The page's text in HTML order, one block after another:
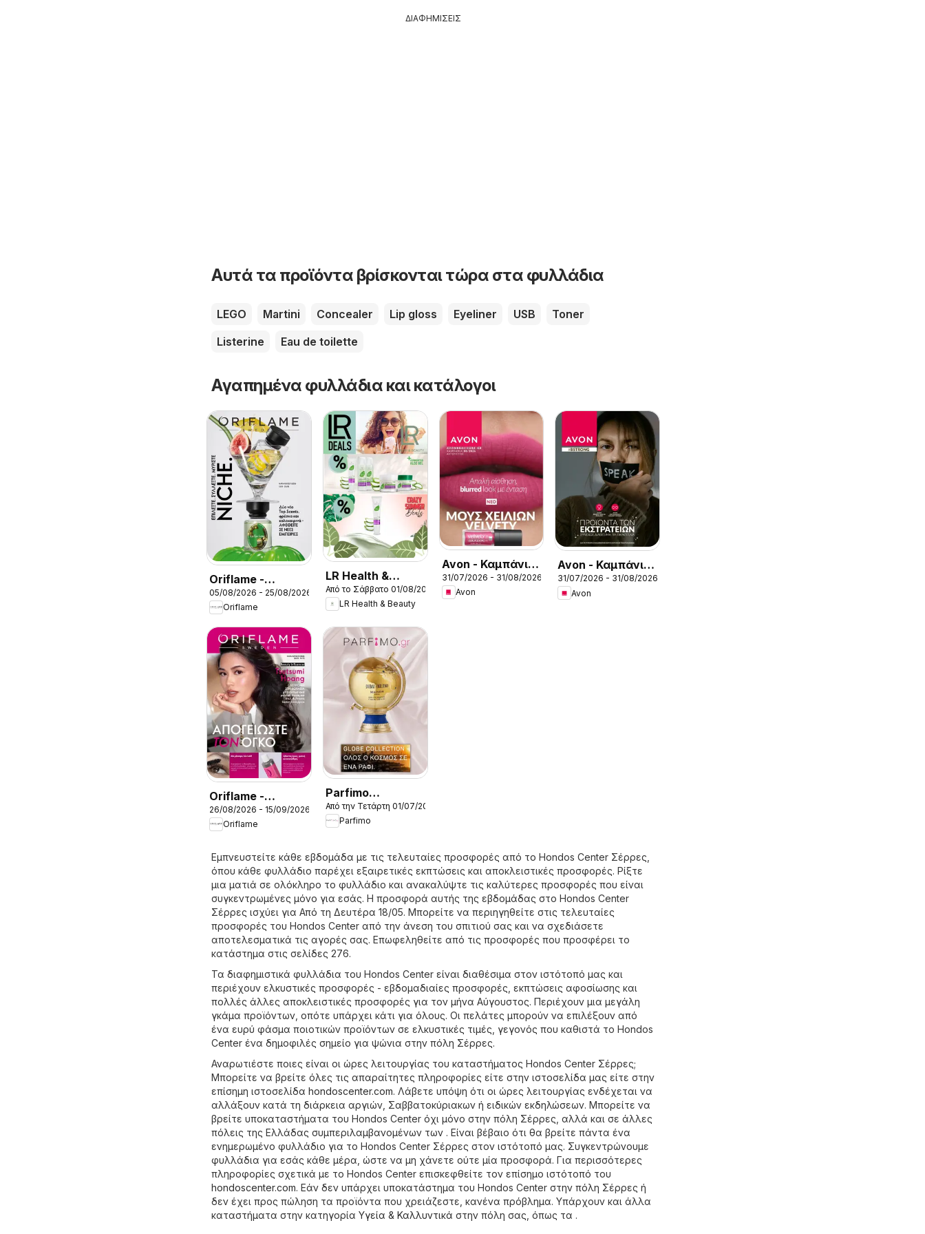
ΔΙΑΦΗΜΙΣΕΙΣ
Αυτά τα προϊόντα βρίσκονται τώρα στα φυλλάδια
LEGO Martini Concealer Lip gloss Eyeliner USB
Toner
Listerine
Eau de toilette
Αγαπημένα φυλλάδια και κατάλογοι
Oriflame -
Kατάλογος
11/2026
05/08/2026 - 25/08/2026
Oriflame
LR Health &
Beauty -
Kατάλογος
08/2026
Από το Σάββατο 01/08/2026
LR Health & Beauty
Avon - Καμπάνια
8/2026
31/07/2026 - 31/08/2026
Avon
Avon - Καμπάνια
Bstrong
31/07/2026 - 31/08/2026
Avon
Oriflame -
Kατάλογος
12/2026
26/08/2026 - 15/09/2026
Oriflame
Parfimo
Kατάλογος 2026
Από την Τετάρτη 01/07/2026
Parfimo
Εμπνευστείτε κάθε εβδομάδα με τις τελευταίες προσφορές από το Hondos Center Σέρρες,
όπου κάθε φυλλάδιο παρέχει εξαιρετικές εκπτώσεις και αποκλειστικές προσφορές. Ρίξτε
μια ματιά σε ολόκληρο το φυλλάδιο και ανακαλύψτε τις καλύτερες προσφορές που είναι
συγκεντρωμένες μόνο για εσάς. Η προσφορά αυτής της εβδομάδας στο Hondos Center
Σέρρες ισχύει για Από τη Δευτέρα 18/05. Μπορείτε να περιηγηθείτε στις τελευταίες
προσφορές του Hondos Center από την άνεση του σπιτιού σας και να σχεδιάσετε
αποτελεσματικά τις αγορές σας. Επωφεληθείτε από τις προσφορές που προσφέρει το
κατάστημα στις σελίδες 276.
Τα διαφημιστικά φυλλάδια του Hondos Center είναι διαθέσιμα στον ιστότοπό μας και
περιέχουν ελκυστικές προσφορές - εβδομαδιαίες προσφορές, εκπτώσεις αφοσίωσης και
πολλές άλλες αποκλειστικές προσφορές για τον μήνα Αύγουστος. Περιέχουν μια μεγάλη
γκάμα προϊόντων, οπότε υπάρχει κάτι για όλους. Οι πελάτες μπορούν να επιλέξουν από
ένα ευρύ φάσμα ποιοτικών προϊόντων σε ελκυστικές τιμές, γεγονός που καθιστά το Hondos
Center ένα δημοφιλές σημείο για ψώνια στην πόλη Σέρρες.
Αναρωτιέστε ποιες είναι οι ώρες λειτουργίας του καταστήματος Hondos Center Σέρρες;
Μπορείτε να βρείτε όλες τις απαραίτητες πληροφορίες είτε στην ιστοσελίδα μας είτε στην
επίσημη ιστοσελίδα hondoscenter.com. Λάβετε υπόψη ότι οι ώρες λειτουργίας ενδέχεται να
αλλάξουν κατά τη διάρκεια αργιών, Σαββατοκύριακων ή ειδικών εκδηλώσεων. Μπορείτε να
βρείτε υποκαταστήματα του Hondos Center όχι μόνο στην πόλη Σέρρες, αλλά και σε άλλες
πόλεις της Ελλάδας συμπεριλαμβανομένων των . Είναι βέβαιο ότι θα βρείτε πάντα ένα
ενημερωμένο φυλλάδιο για το Hondos Center Σέρρες στον ιστότοπό μας. Συγκεντρώνουμε
φυλλάδια για εσάς κάθε μέρα, ώστε να μη χάνετε ούτε μία προσφορά. Για περισσότερες
πληροφορίες σχετικά με το Hondos Center επισκεφθείτε τον επίσημο ιστότοπό του
hondoscenter.com. Εάν δεν υπάρχει υποκατάστημα του Hondos Center στην πόλη Σέρρες ή
δεν έχει προς πώληση τα προϊόντα που χρειάζεστε, κανένα πρόβλημα. Υπάρχουν και άλλα
καταστήματα στην κατηγορία Υγεία & Καλλυντικά στην πόλη σας, όπως τα .